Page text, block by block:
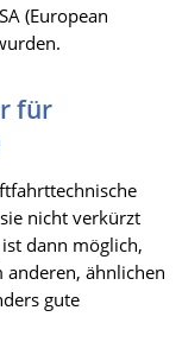
(European
für
nicht verkürzt
dann möglich,
anderen, ähnlichen
gute